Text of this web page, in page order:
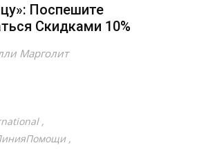
Поспешите
Скидками 10%
Марголит